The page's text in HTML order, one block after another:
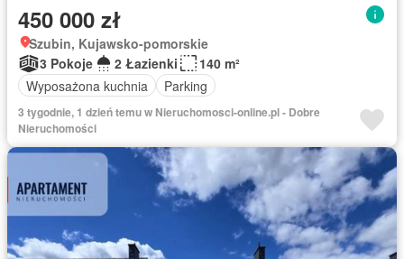
450 000 zł
Szubin, Kujawsko-pomorskie
3 Pokoje
2 Łazienki
140 m²
Wyposażona kuchnia
Parking
3 tygodnie, 1 dzień temu w Nieruchomosci-online.pl - Dobre
Nieruchomości